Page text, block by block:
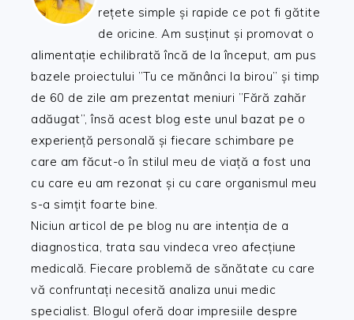
rețete simple și rapide ce pot fi gătite
de oricine. Am susținut și promovat o
alimentație echilibrată încă de la început, am pus
bazele proiectului ”Tu ce mănânci la birou” și timp
de 60 de zile am prezentat meniuri ”Fără zahăr
adăugat”, însă acest blog este unul bazat pe o
experiență personală și fiecare schimbare pe
care am făcut-o în stilul meu de viață a fost una
cu care eu am rezonat și cu care organismul meu
s-a simțit foarte bine.
Niciun articol de pe blog nu are intenția de a
diagnostica, trata sau vindeca vreo afecțiune
medicală. Fiecare problemă de sănătate cu care
vă confruntați necesită analiza unui medic
specialist. Blogul oferă doar impresiile despre